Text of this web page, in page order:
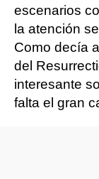
escenarios
la atención
Como decía
del
interesante
falta el gran